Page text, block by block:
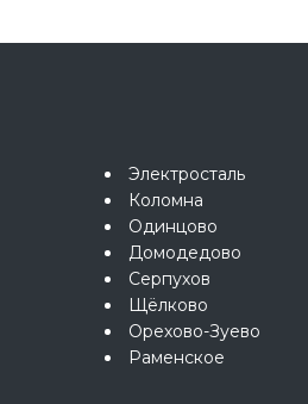
Электросталь
Коломна
Одинцово
Домодедово
Серпухов
Щёлково
Орехово-Зуево
Раменское